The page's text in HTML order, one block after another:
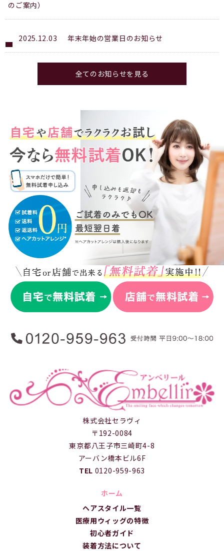
のご案内）
2025.12.03 年末年始の営業日のお知らせ
全てのお知らせを見る
株式会社セラヴィ
〒192-0084
東京都八王子市三崎町4-8
アーバン橋本ビル6F
TEL 0120-959-963
ホーム
ヘアスタイル一覧
医療用ウィッグの特徴
初心者ガイド
装着方法について